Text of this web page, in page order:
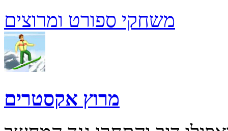
משחקי ספורט ומרוצים
מרוץ אקסטרים